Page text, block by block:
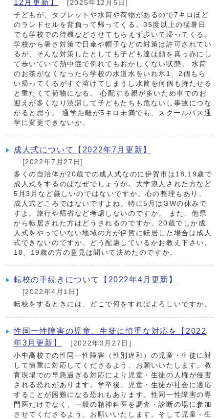
12月更新】
[2025年12月5日]
子どもが、タブレットや水筒や荷物があるので7キロほど
のランドセルを背負って帰ってくる。35度以上の猛暑日
でも学校での待機などさせてもらえず歩いて帰ってくる。
学校から暑さ対策で日傘や帽子などの対策は許可されてい
るが、そんな対策したとしても子ども達は顔を真っ赤にし
て歩いていて熱中症で倒れてもおかしくない状態。 水筒
のお茶がなくなったら学校の水道水をいれ氷1、2個もら
い帰ってくるがすぐ溶けてしまうし水筒を何個も持たせる
と重たくて荷物になる。 心配する親が多いため車でのお
迎えが多くなり渋滞して子どもたちも危ないし事故につな
がると思う。 通学距離が5キロ未満でも、スクールバス通
学に変更できないか。
成人式について【2022年7月更新】
[2022年7月27日]
多くの自治体が20歳での成人式なのに伊賀市は18,19歳で
成人式をするのはなぜでしょうか。大学浪人された方など
5月3月など厳しいのではないですか。心の整理もあり、
成人式どころではないですよね。特に5月はGWの休みで
すよ。旅行や帰省など考慮しないのですか。 また、他県
から転居された方はどうされるのですか。20歳でしか成
人式をやっていない地域の方が伊賀に転居した場合は成人
式できないのですか。どう配慮しているかお教え下さい。
18、19歳の方の意見は聞いて決めたのですか。
転校の手続きについて【2022年4月更新】
[2022年4月1日]
転校をするときには、どこで何をすればよろしいですか。
性同一性障害の児童、生徒に慎重な対応を【2022
年3月更新】
[2022年3月27日]
小中高校での性同一性障害（性別違和）の児童・生徒に対
して慎重に対応してくださるよう、お願いいたします。教
育現場での早急過ぎる対応により児童・生徒の人権が侵害
される恐れがあります。学卒後、児童・生徒が社会に適応
することが困難になる恐れもあります。性同一性障害の専
門医だけでなく、一般の精神科医を調査・診断の場に参加
させてくださるよう、お願いいたします。そして児童・生